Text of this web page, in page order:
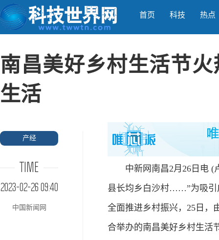
首页 科技 热点
南昌美好乡村生活节
生活
产经
TIME
2023-02-26 09:40
中国新闻网
中新网南昌2月26日电 (卢
县长均乡白沙村……”为吸引
全面推进乡村振兴，25日，
合举办的南昌美好乡村生活